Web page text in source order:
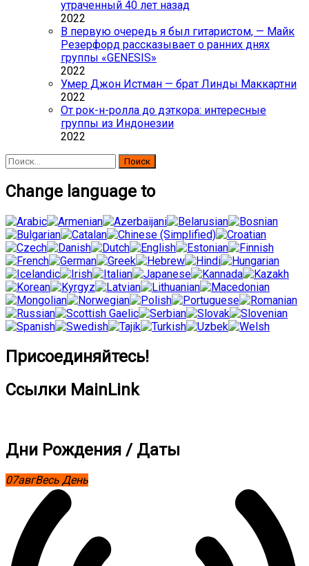
утраченный 40 лет назад
2022
В первую очередь я был гитаристом, — Майк
Резерфорд рассказывает о ранних днях
группы «GENESIS»
2022
Умер Джон Истман — брат Линды Маккартни
2022
От рок-н-ролла до дэткора: интересные
группы из Индонезии
2022
Найти:
Change language to
Присоединяйтесь!
Ссылки MainLink
Дни Рождения / Даты
07авгВесь День